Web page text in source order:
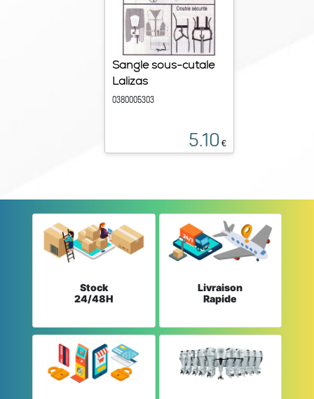
Sangle sous-cutale
Lalizas
0380005303
5.10 €
Stock
24/48H
Livraison
Rapide